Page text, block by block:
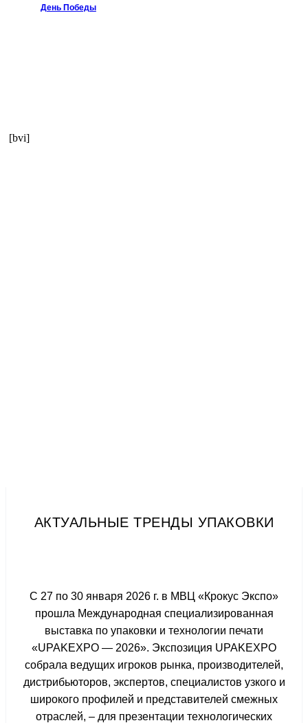
День Победы
[bvi]
АКТУАЛЬНЫЕ ТРЕНДЫ УПАКОВКИ
С 27 по 30 января 2026 г. в МВЦ «Крокус Экспо»
прошла Международная специализированная
выставка по упаковки и технологии печати
«UPAKEXPO — 2026». Экспозиция UPAKEXPO
собрала ведущих игроков рынка, производителей,
дистрибьюторов, экспертов, специалистов узкого и
широкого профилей и представителей смежных
отраслей, – для презентации технологических